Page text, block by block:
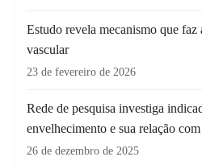
Estudo revela mecanismo que
vascular
23 de fevereiro de 2026
Rede de pesquisa investiga
envelhecimento e sua relação
26 de dezembro de 2025